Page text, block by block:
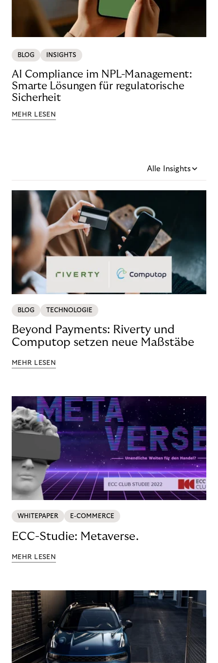
BLOG INSIGHTS
AI Compliance im NPL-Management:
Smarte Lösungen für regulatorische
Sicherheit
MEHR LESEN
Alle Insights
BLOG TECHNOLOGIE
Beyond Payments: Riverty und
Computop setzen neue Maßstäbe
MEHR LESEN
WHITEPAPER E-COMMERCE
ECC-Studie: Metaverse.
MEHR LESEN